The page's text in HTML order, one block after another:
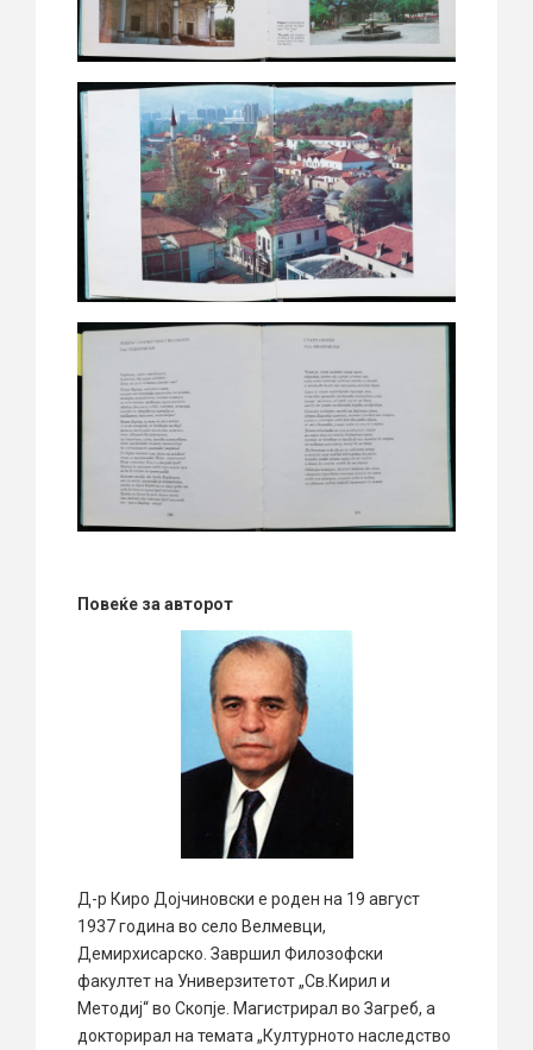
Повеќе за авторот
Д-р Киро Дојчиновски е роден на 19 август
1937 година во село Велмевци,
Демирхисарско. Завршил Филозофски
факултет на Универзитетот „Св.Кирил и
Методиј“ во Скопје. Магистрирал во Загреб, а
докторирал на темата „Културното наследство